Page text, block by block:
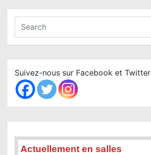
a
c
h
Suivez-nous sur Facebook et Twitter
Actuellement en salles